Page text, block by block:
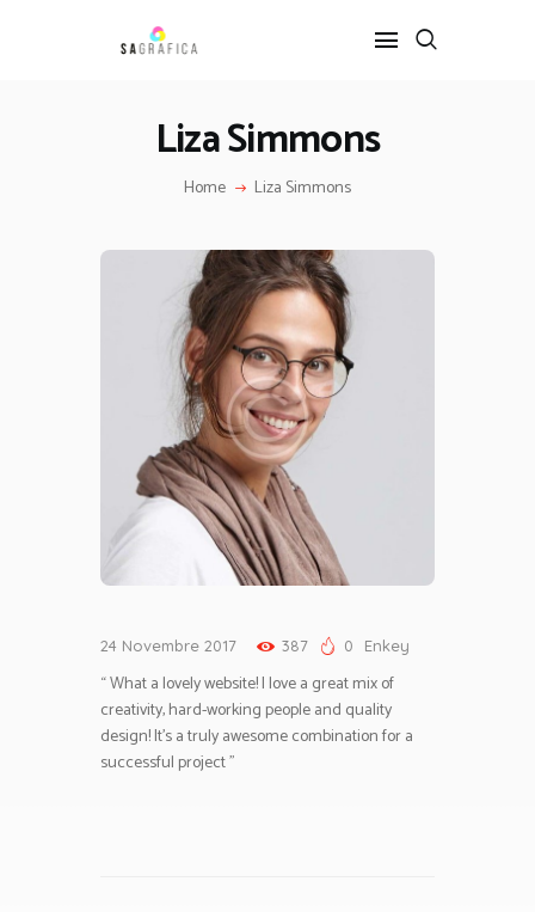
Liza Simmons
Home Liza Simmons
GRAFICA
INTERIOR DESIGN
SERVIZI
CONTATTI
24 Novembre 2017 387 0 Enkey
“ What a lovely website! I love a great mix of
creativity, hard-working people and quality
design! It’s a truly awesome combination for a
successful project ”